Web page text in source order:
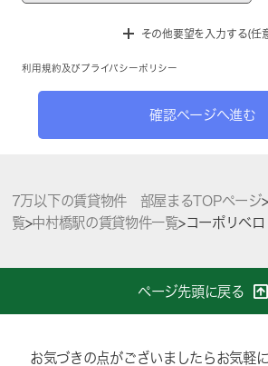
その他要望を入力する(任
利用規約 及び プライバシーポリシー
確認ページへ進む
7万以下の賃貸物件 部屋まるTOPページ>
覧>中村橋駅の賃貸物件一覧>コーポリベロ
ページ先頭に戻る
お気づきの点がございましたらお気軽